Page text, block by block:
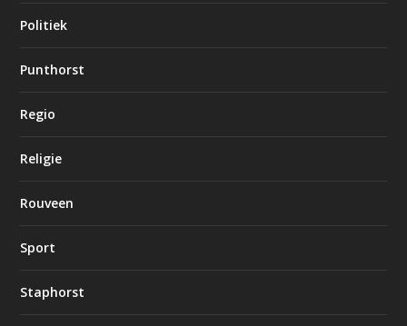
Politiek
Punthorst
Regio
Religie
Rouveen
Sport
Staphorst